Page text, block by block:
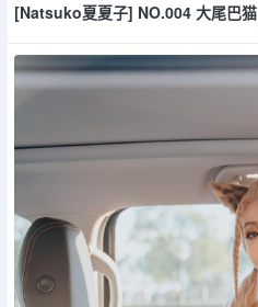
[Natsuko夏夏子] NO.004 大尾巴猫